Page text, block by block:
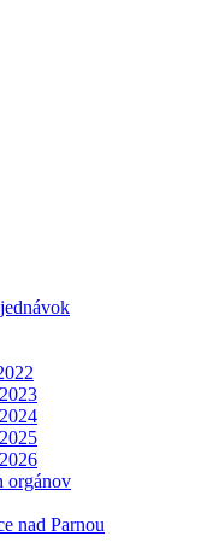
orgánov
nad Parnou